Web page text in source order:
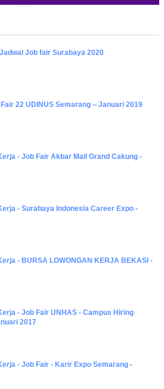
Job fair Surabaya 2020
22 UDINUS Semarang – Januari 2019
- Job Fair ​Akbar ​Mall Grand Cakung -
- Surabaya Indonesia Career Expo -
- BURSA LOWONGAN KERJA BEKASI -
- Job Fair UNHAS - Campus Hiring
2017
- Job Fair - Karir Expo Semarang -